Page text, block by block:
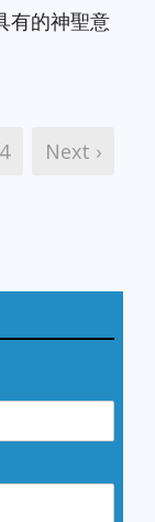
有的神聖意
4 Next ›